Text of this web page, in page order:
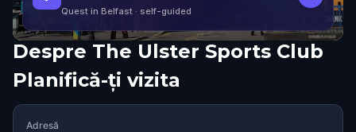
Quest in Belfast · self-guided
Despre The Ulster Sports Club
Planifică-ți vizita
Adresă